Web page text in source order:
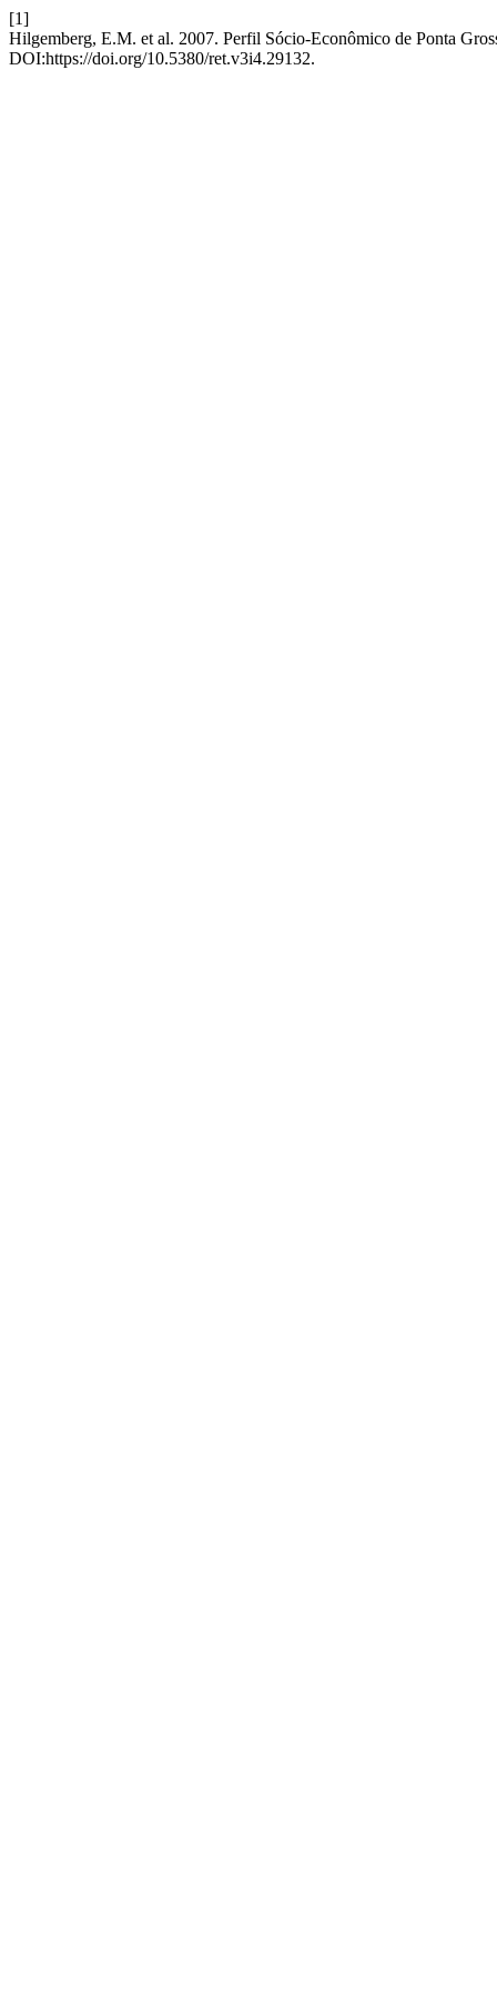
[1]
Hilgemberg, E.M. et al. 2007. Perfil Sócio-Econômico de Ponta
DOI:https://doi.org/10.5380/ret.v3i4.29132.